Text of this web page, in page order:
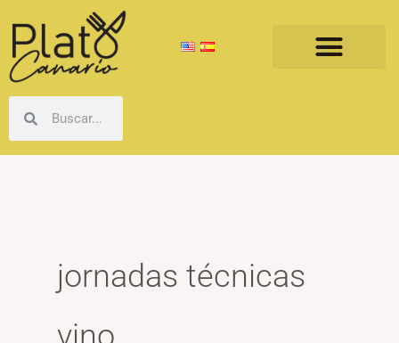
contenido
jornadas técnicas